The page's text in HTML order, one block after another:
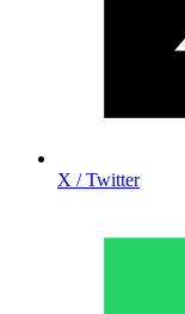
X / Twitter